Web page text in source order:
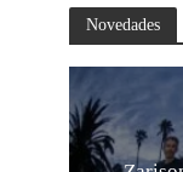
Novedades